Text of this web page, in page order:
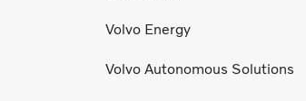
Volvo Energy
Volvo Autonomous Solutions